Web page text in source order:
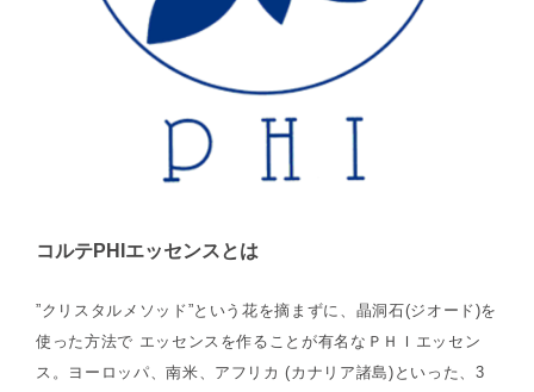
コルテPHIエッセンスとは
”クリスタルメソッド”という花を摘まずに、晶洞石(ジオード)を
使った方法で エッセンスを作ることが有名なＰＨＩエッセン
ス。ヨーロッパ、南米、アフリカ (カナリア諸島)といった、3